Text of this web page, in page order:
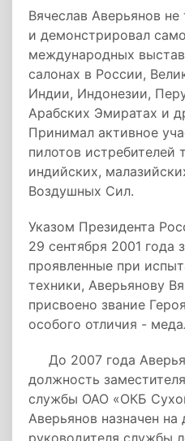
Вячеслав Аверьянов
и демонстрировал
международных
салонах в России,
Индии, Индонезии,
Арабских Эмиратах и
Принимал активное
пилотов
индийских,
Воздушных Сил.
Указом Президента
29 сентября 2001 года
проявленные при
техники, Аверьянову
присвоено звание
особого отличия -
До 2007 года
должность
службы ОАО «ОКБ
Аверьянов назначен на
руководителя службы